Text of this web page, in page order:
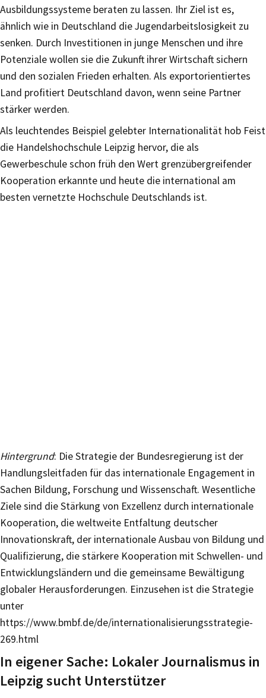
Ausbildungssysteme beraten zu lassen. Ihr Ziel ist es,
ähnlich wie in Deutschland die Jugendarbeitslosigkeit zu
senken. Durch Investitionen in junge Menschen und ihre
Potenziale wollen sie die Zukunft ihrer Wirtschaft sichern
und den sozialen Frieden erhalten. Als exportorientiertes
Land profitiert Deutschland davon, wenn seine Partner
stärker werden.
Als leuchtendes Beispiel gelebter Internationalität hob Feist
die Handelshochschule Leipzig hervor, die als
Gewerbeschule schon früh den Wert grenzübergreifender
Kooperation erkannte und heute die international am
besten vernetzte Hochschule Deutschlands ist.
Hintergrund: Die Strategie der Bundesregierung ist der
Handlungsleitfaden für das internationale Engagement in
Sachen Bildung, Forschung und Wissenschaft. Wesentliche
Ziele sind die Stärkung von Exzellenz durch internationale
Kooperation, die weltweite Entfaltung deutscher
Innovationskraft, der internationale Ausbau von Bildung und
Qualifizierung, die stärkere Kooperation mit Schwellen- und
Entwicklungsländern und die gemeinsame Bewältigung
globaler Herausforderungen. Einzusehen ist die Strategie
unter
https://www.bmbf.de/de/internationalisierungsstrategie-
269.html
In eigener Sache: Lokaler Journalismus in
Leipzig sucht Unterstützer